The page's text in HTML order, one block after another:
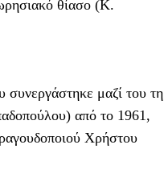
θίασο (Κ.
μαζί του τη
από το 1961,
Χρήστου